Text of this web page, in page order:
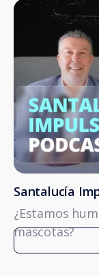
Santalucía
¿Estamos
mascotas?